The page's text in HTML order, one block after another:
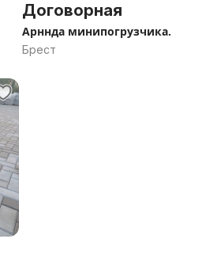
Договорная
Арннда минипогрузчика.
Брест